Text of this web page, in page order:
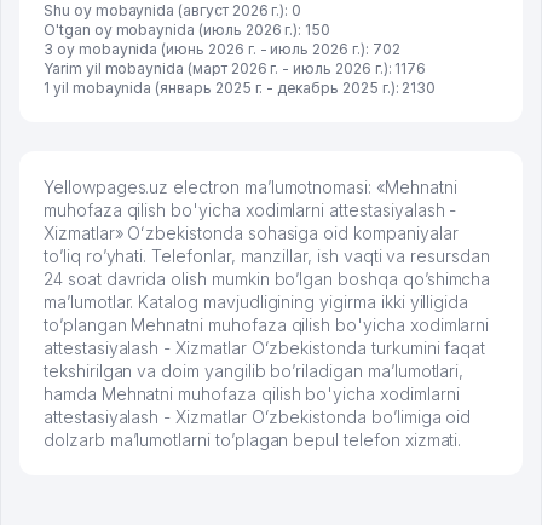
Shu oy mobaynida (август 2026 г.): 0
O'tgan oy mobaynida (июль 2026 г.): 150
3 oy mobaynida (июнь 2026 г. - июль 2026 г.): 702
Yarim yil mobaynida (март 2026 г. - июль 2026 г.): 1176
1 yil mobaynida (январь 2025 г. - декабрь 2025 г.): 2130
Yellowpages.uz electron ma’lumotnomasi: «Mehnatni
muhofaza qilish bo'yicha xodimlarni attestasiyalash -
Xizmatlar» Oʻzbekistonda sohasiga oid kompaniyalar
to’liq ro’yhati. Telefonlar, manzillar, ish vaqti va resursdan
24 soat davrida olish mumkin bo’lgan boshqa qo’shimcha
ma’lumotlar. Katalog mavjudligining yigirma ikki yilligida
to’plangan Mehnatni muhofaza qilish bo'yicha xodimlarni
attestasiyalash - Xizmatlar Oʻzbekistonda turkumini faqat
tekshirilgan va doim yangilib bo’riladigan ma’lumotlari,
hamda Mehnatni muhofaza qilish bo'yicha xodimlarni
attestasiyalash - Xizmatlar Oʻzbekistonda bo’limiga oid
dolzarb ma’lumotlarni to’plagan bepul telefon xizmati.